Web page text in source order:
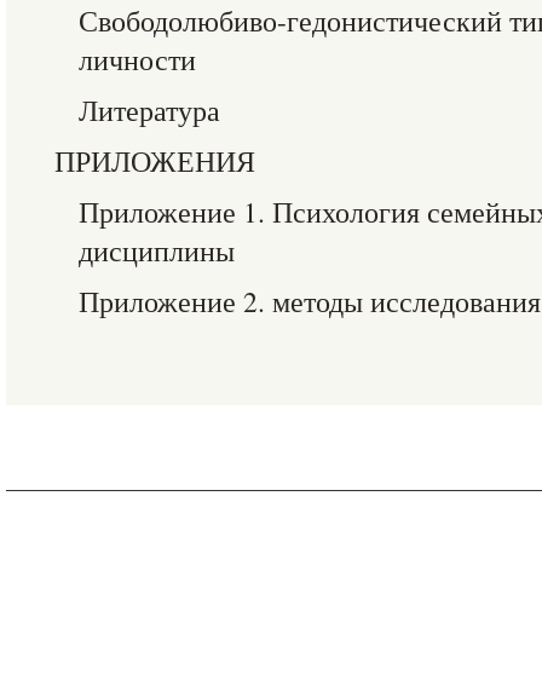
Свободолюбиво-гедонистический
личности
Литература
ПРИЛОЖЕНИЯ
Приложение 1. Психология
дисциплины
Приложение 2. методы